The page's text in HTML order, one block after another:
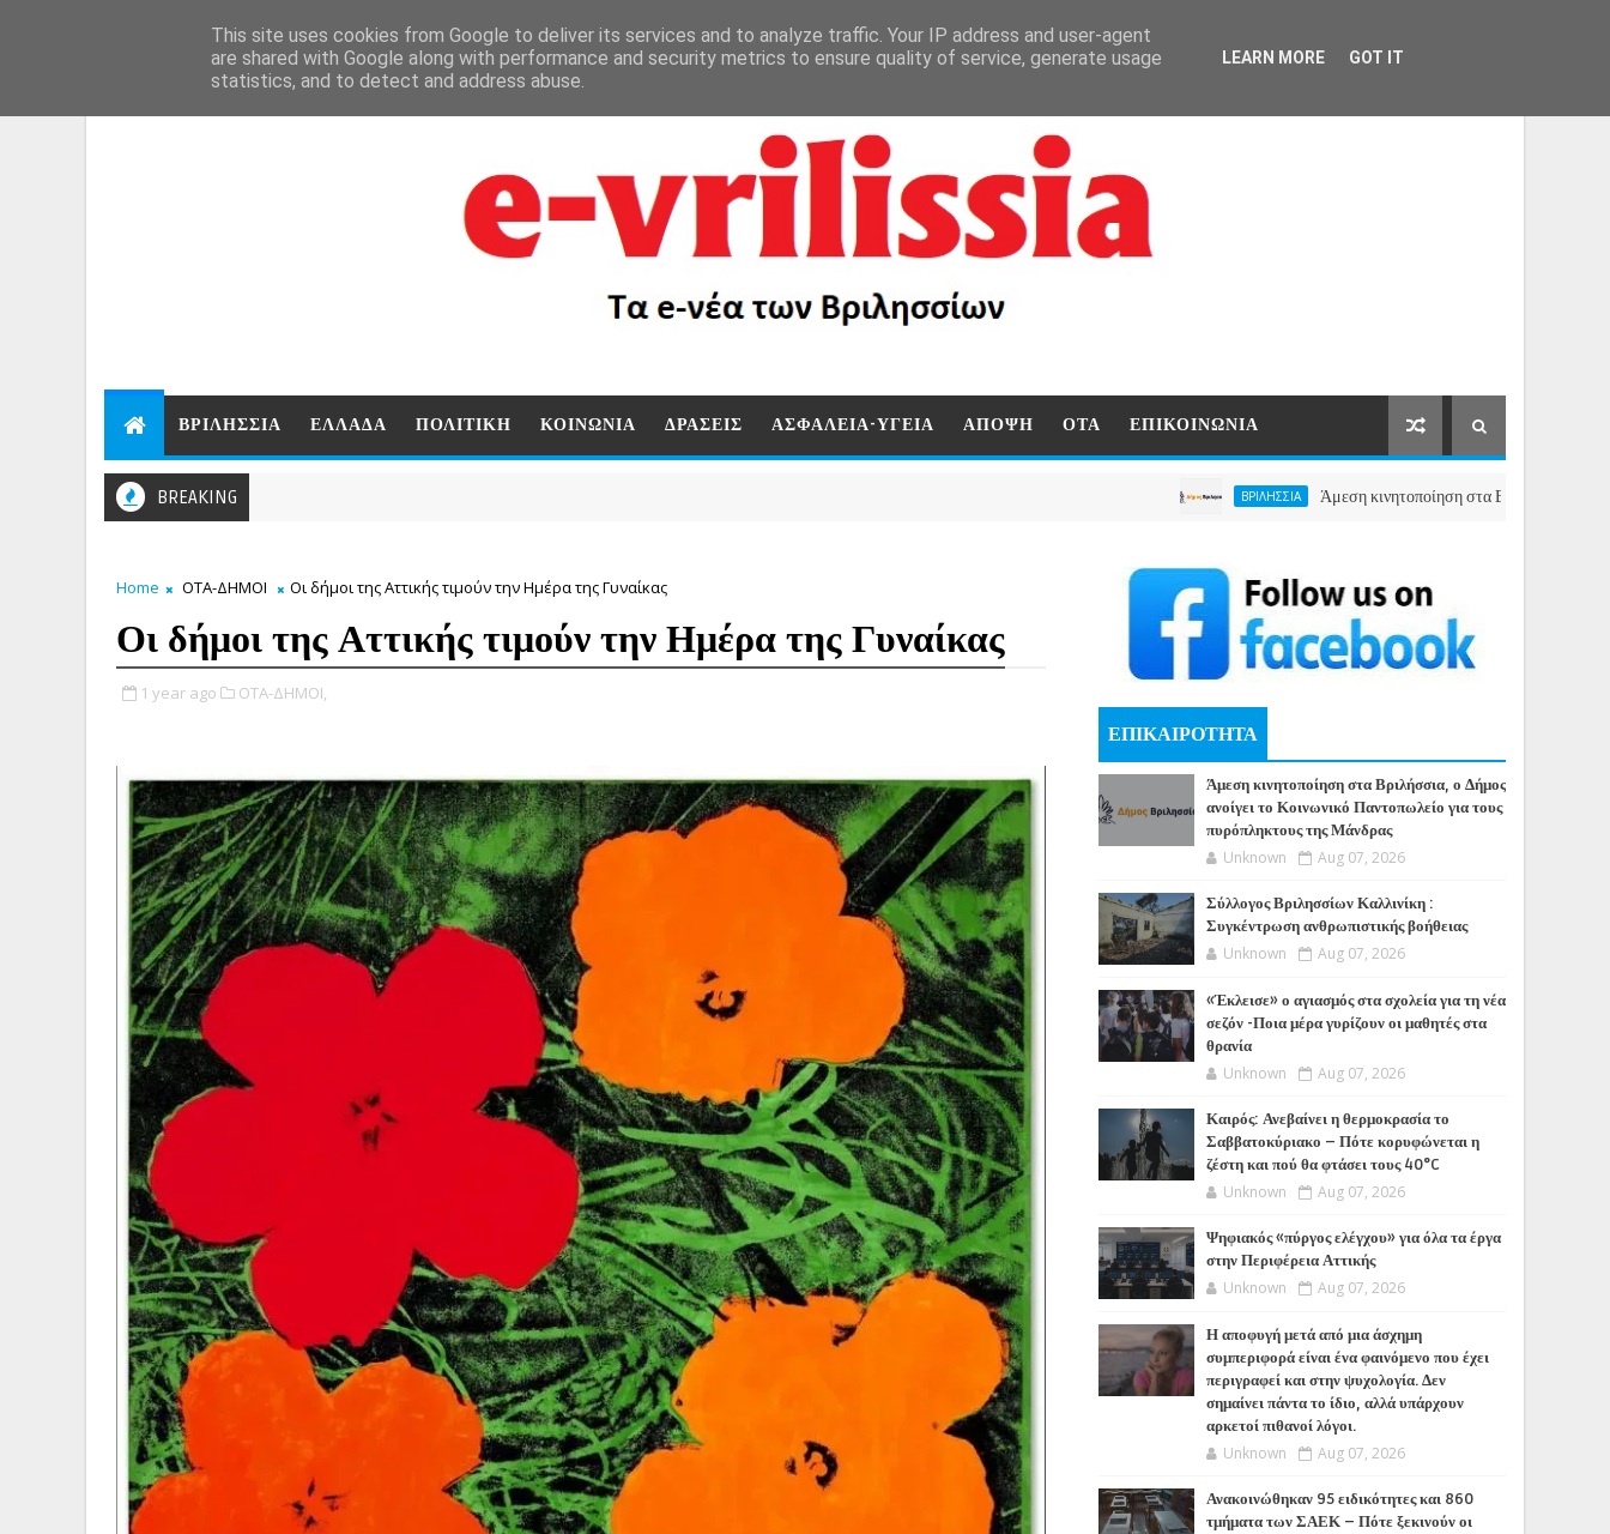
ΒΡΙΛΗΣΣΙΑ ΕΛΛΑΔΑ ΠΟΛΙΤΙΚΗ ΚΟΙΝΩΝΙΑ ΔΡΑΣΕΙΣ ΑΣΦΑΛΕΙΑ-ΥΓΕΙΑ ΑΠΟΨΗ ΟΤΑ ΕΠΙΚΟΙΝΩΝΙΑ
BREAKING ΒΡΙΛΗΣΣΙΑ Άμεση κινητοποίηση στα Βριλήσσια, ο Δήμος
Home ΟΤΑ-ΔΗΜΟΙ Οι δήμοι της Αττικής τιμούν την Ημέρα της Γυναίκας
Οι δήμοι της Αττικής τιμούν την Ημέρα της Γυναίκας
1 year ago ΟΤΑ-ΔΗΜΟΙ,
ΕΠΙΚΑΙΡΟΤΗΤΑ
Άμεση κινητοποίηση στα Βριλήσσια, ο Δήμος
ανοίγει το Κοινωνικό Παντοπωλείο για τους
πυρόπληκτους της Μάνδρας
Unknown Aug 07, 2026
Σύλλογος Βριλησσίων Καλλινίκη :
Συγκέντρωση ανθρωπιστικής βοήθειας
Unknown Aug 07, 2026
«Έκλεισε» ο αγιασμός στα σχολεία για τη νέα
σεζόν -Ποια μέρα γυρίζουν οι μαθητές στα
θρανία
Unknown Aug 07, 2026
Καιρός: Ανεβαίνει η θερμοκρασία το
Σαββατοκύριακο – Πότε κορυφώνεται η
ζέστη και πού θα φτάσει τους 40°C
Unknown Aug 07, 2026
Ψηφιακός «πύργος ελέγχου» για όλα τα έργα
στην Περιφέρεια Αττικής
Unknown Aug 07, 2026
Η αποφυγή μετά από μια άσχημη
συμπεριφορά είναι ένα φαινόμενο που έχει
περιγραφεί και στην ψυχολογία. Δεν
σημαίνει πάντα το ίδιο, αλλά υπάρχουν
αρκετοί πιθανοί λόγοι.
Unknown Aug 07, 2026
Ανακοινώθηκαν 95 ειδικότητες και 860
τμήματα των ΣΑΕΚ – Πότε ξεκινούν οι
This site uses cookies from Google to deliver its services and to analyze traffic. Your IP address and user-agent
are shared with Google along with performance and security metrics to ensure quality of service, generate usage
statistics, and to detect and address abuse.
LEARN MORE GOT IT